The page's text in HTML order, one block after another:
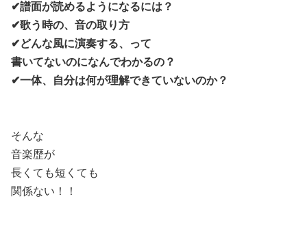
✔︎譜面が読めるようになるには？
✔︎歌う時の、音の取り方
✔︎どんな風に演奏する、って
書いてないのになんでわかるの？
✔︎一体、自分は何が理解できていないのか？
そんな
音楽歴が
長くても短くても
関係ない！！